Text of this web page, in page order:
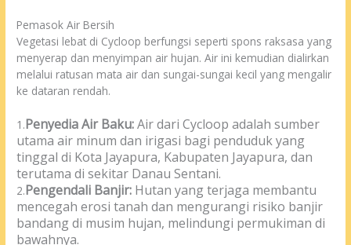
Pemasok Air Bersih
Vegetasi lebat di Cycloop berfungsi seperti spons raksasa yang
menyerap dan menyimpan air hujan. Air ini kemudian dialirkan
melalui ratusan mata air dan sungai-sungai kecil yang mengalir
ke dataran rendah.
1.Penyedia Air Baku:Air dari Cycloop adalah sumber
utama air minum dan irigasi bagi penduduk yang
tinggal di Kota Jayapura, Kabupaten Jayapura, dan
terutama di sekitar Danau Sentani.
2.Pengendali Banjir: Hutan yang terjaga membantu
mencegah erosi tanah dan mengurangi risiko banjir
bandang di musim hujan, melindungi permukiman di
bawahnya.